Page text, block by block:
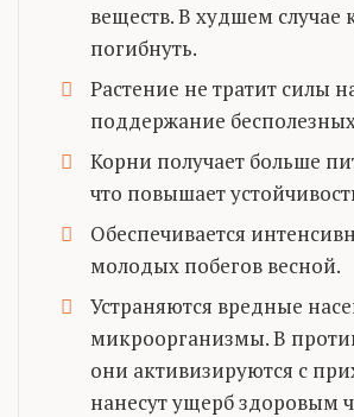
веществ. В худшем случае
погибнуть.
Растение не тратит силы
поддержание
Корни получает больше
что повышает
Обеспечивается
молодых побегов весной.
Устраняются вредные
микроорганизмы. В
они активизируются с
нанесут ущерб здоровым